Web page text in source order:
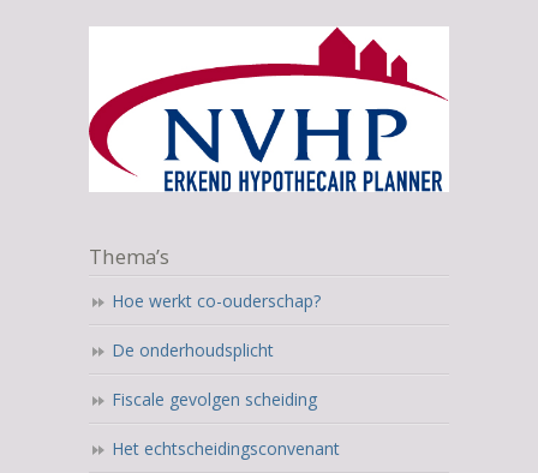
Thema’s
Hoe werkt co-ouderschap?
De onderhoudsplicht
Fiscale gevolgen scheiding
Het echtscheidingsconvenant